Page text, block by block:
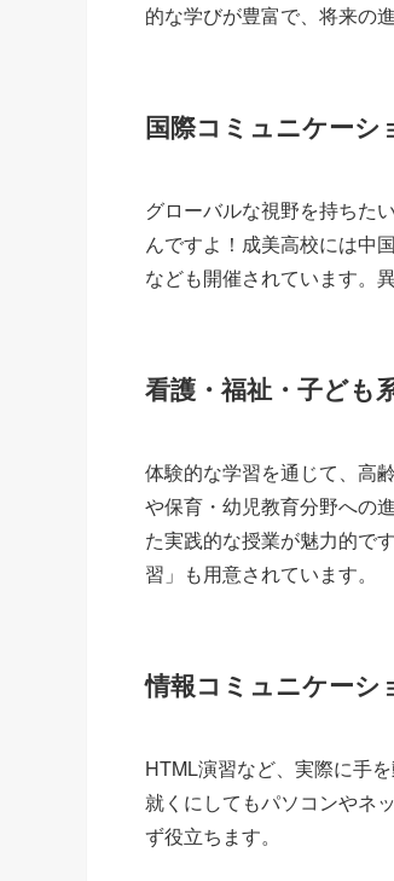
的な学びが豊富で、将来の
国際コミュニケーシ
グローバルな視野を持ちた
んですよ！成美高校には中
なども開催されています。
看護・福祉・子ども
体験的な学習を通じて、高
や保育・幼児教育分野への
た実践的な授業が魅力的で
習」も用意されています。
情報コミュニケーシ
HTML演習など、実際に手
就くにしてもパソコンやネ
ず役立ちます。